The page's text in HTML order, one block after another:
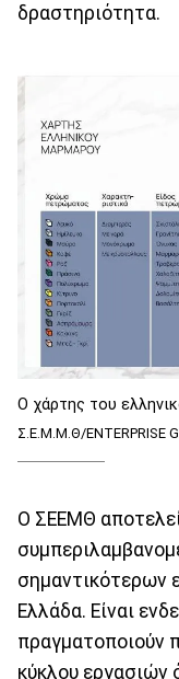
δραστηριότητα.
Ο χάρτης του
Σ.Ε.Μ.Μ.Θ/ENTERPRISE
Ο ΣΕΕΜΘ
σημαντικότερων
Ελλάδα. Είναι
πραγματοποιούν
κύκλου εργασιών